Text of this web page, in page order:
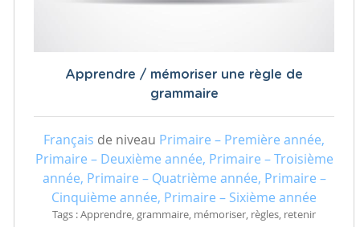
Apprendre / mémoriser une règle de
grammaire
Français de niveau Primaire – Première année,
Primaire – Deuxième année, Primaire – Troisième
année, Primaire – Quatrième année, Primaire –
Cinquième année, Primaire – Sixième année
Tags : Apprendre, grammaire, mémoriser, règles, retenir